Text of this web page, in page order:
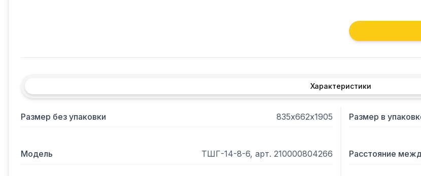
Диаметр колес:
Полностью из
Может
6Р или
Характеристики
Размер без упаковки 835х662х1905 Размер в
Модель ТШГ-14-8-6, арт. 210000804266 Расстояние